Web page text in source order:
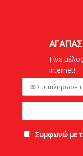
ΑΓΑΠΑΣ
Γίνε
internet!
Συμφωνώ με